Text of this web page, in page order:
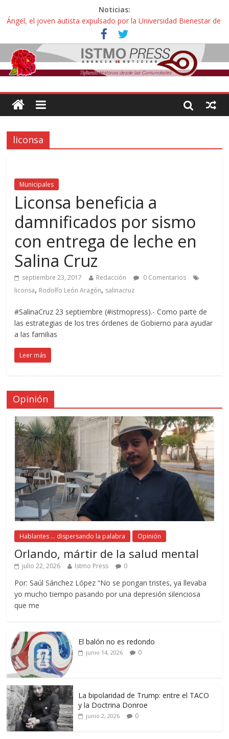
Noticias:
Ángel, el joven autista expulsado por la Universidad Bienestar de
Ixtepec, Oaxaca vuelve a las aulas tras amparo
Familiares de periodista Alejandro Leyva se reúnen con titular de
la SEGOB y exigen detener a los autores materiales e
intelectuales de su asesinato
Alertan pescadores de Juchitán, Oaxaca de nuevo despojo de su
Pescadores y comuneros ikoots detienen la extracción ilegal de
material pétreo de gravera Oyamel
ahora pescadores de Salinas del Marqués denuncian daños de
Pemex
liconsa
Municipales
Liconsa beneficia a
damnificados por sismo
con entrega de leche en
Salina Cruz
septiembre 23, 2017 Redacción
0 Comentarios
liconsa, Rodolfo León Aragón, salinacruz
#SalinaCruz 23 septiembre (#istmopress).- Como parte de
las estrategias de los tres órdenes de Gobierno para ayudar
a las familias
Leer más
Opinión
Hablantes ... dispersando la palabra Opinión
Orlando, mártir de la salud mental
julio 22, 2026 Istmo Press 0
Por: Saúl Sánchez López “No se pongan tristes, ya llevaba
yo mucho tiempo pasando por una depresión silenciosa
que me
El balón no es redondo
junio 14, 2026 0
La bipolaridad de Trump: entre el TACO
y la Doctrina Donroe
junio 2, 2026 0